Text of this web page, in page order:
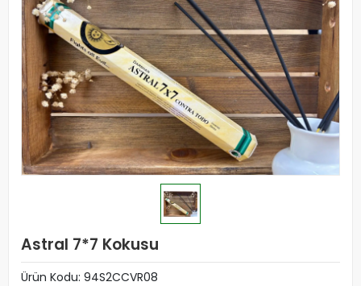
Astral 7*7 Kokusu
Ürün Kodu: 94S2CCVR08